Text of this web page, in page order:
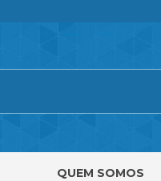
QUEM SOMOS